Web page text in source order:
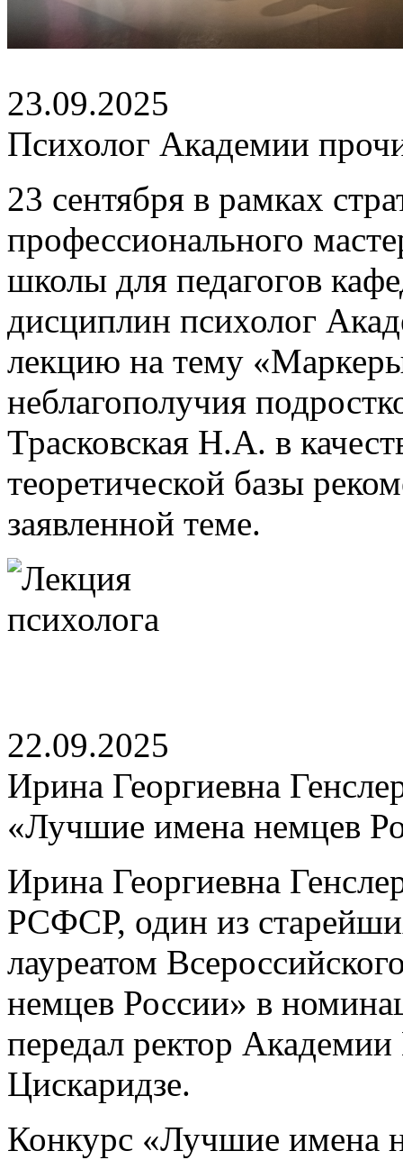
23.09.2025
Психолог Академии
23 сентября в рамках
профессионального
школы для педагогов
дисциплин психолог
лекцию на тему
неблагополучия
Трасковская Н.А. в
теоретической базы
заявленной теме.
22.09.2025
Ирина Георгиевна
«Лучшие имена немцев
Ирина Георгиевна
РСФСР, один из
лауреатом
немцев России» в
передал ректор
Цискаридзе.
Конкурс «Лучшие имена